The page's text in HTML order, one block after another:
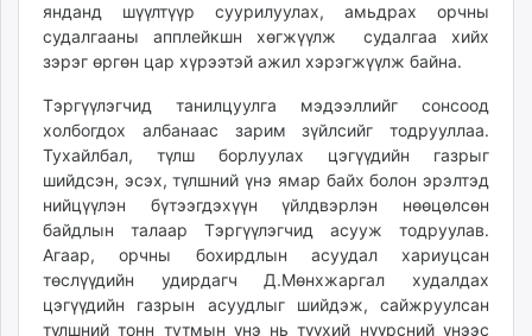
янданд шүүлтүүр суурилуулах, амьдрах орчны
судалгааны апплейкшн хөгжүүлж судалгаа хийх
зэрэг өргөн цар хүрээтэй ажил хэрэгжүүлж байна.
Тэргүүлэгчид танилцуулга мэдээллийг сонсоод
холбогдох албанаас зарим зүйлсийг тодрууллаа.
Тухайлбал, түлш борлуулах цэгүүдийн газрыг
шийдсэн, эсэх, түлшний үнэ ямар байх болон эрэлтэд
нийцүүлэн бүтээгдэхүүн үйлдвэрлэн нөөцөлсөн
байдлын талаар Тэргүүлэгчид асууж тодруулав.
Агаар, орчны бохирдлын асуудал хариуцсан
төслүүдийн удирдагч Д.Мөнхжаргал худалдах
цэгүүдийн газрын асуудлыг шийдэж, сайжруулсан
түлшний тонн тутмын үнэ нь түүхий нүүрсний үнээс